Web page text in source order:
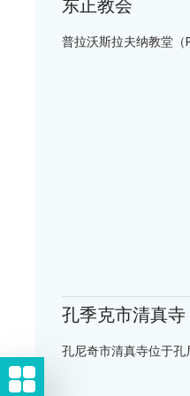
东正教会
普拉沃斯拉夫纳教堂
孔季克市清真寺
孔尼奇市清真寺位于孔